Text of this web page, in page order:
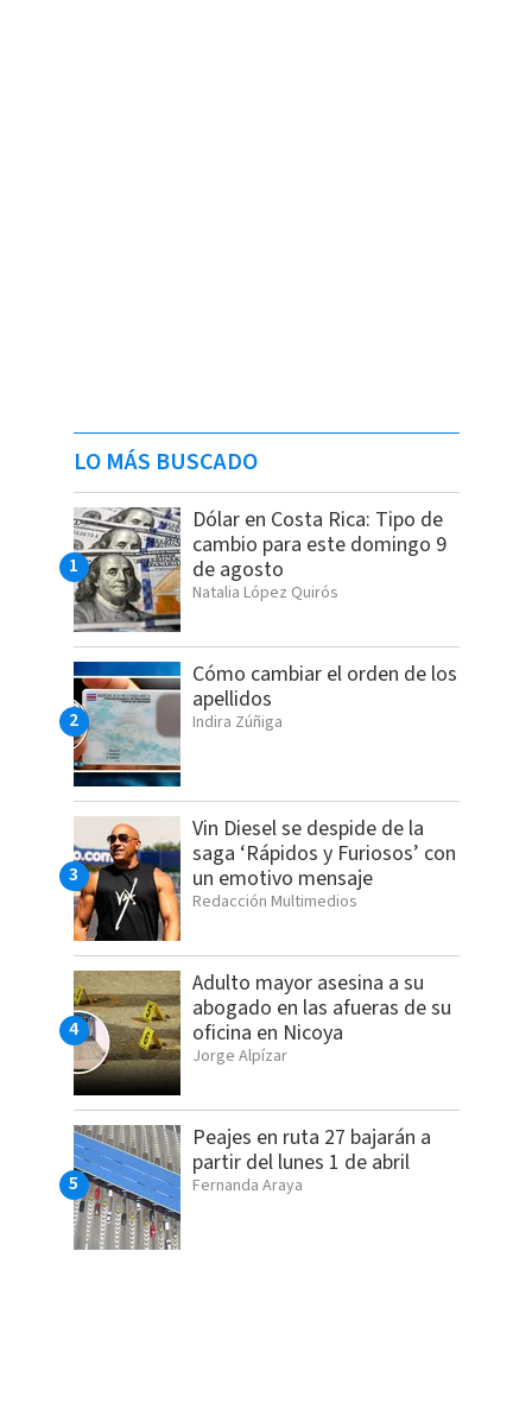
LO MÁS BUSCADO
Dólar en Costa Rica: Tipo de
cambio para este domingo 9
de agosto
Natalia López Quirós
Cómo cambiar el orden de los
apellidos
Indira Zúñiga
Vin Diesel se despide de la
saga ‘Rápidos y Furiosos’ con
un emotivo mensaje
Redacción Multimedios
Adulto mayor asesina a su
abogado en las afueras de su
oficina en Nicoya
Jorge Alpízar
Peajes en ruta 27 bajarán a
partir del lunes 1 de abril
Fernanda Araya